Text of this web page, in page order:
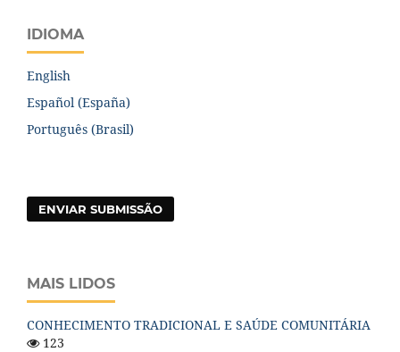
IDIOMA
English
Español (España)
Português (Brasil)
ENVIAR SUBMISSÃO
MAIS LIDOS
CONHECIMENTO TRADICIONAL E SAÚDE COMUNITÁRIA
123